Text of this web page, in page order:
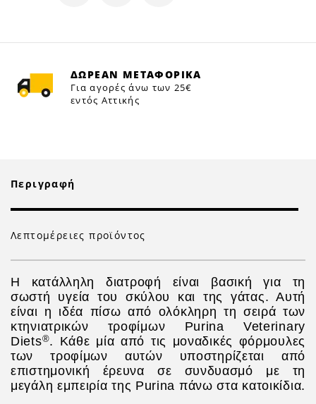
ΔΩΡΕΑΝ ΜΕΤΑΦΟΡΙΚΑ
Για αγορές άνω των 25€
εντός Αττικής
Περιγραφή
Λεπτομέρειες προϊόντος
Η κατάλληλη διατροφή είναι βασική για τη
σωστή υγεία του σκύλου και της γάτας. Αυτή
είναι η ιδέα πίσω από ολόκληρη τη σειρά των
κτηνιατρικών τροφίμων Purina Veterinary
Diets®. Κάθε μία από τις μοναδικές φόρμουλες
των τροφίμων αυτών υποστηρίζεται από
επιστημονική έρευνα σε συνδυασμό με τη
μεγάλη εμπειρία της Purina πάνω στα κατοικίδια.